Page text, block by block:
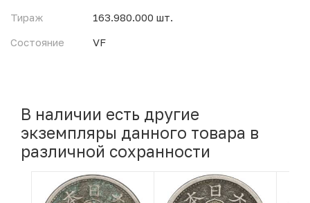
Тираж
163.980.000 шт.
Состояние
VF
В наличии есть другие
экземпляры данного товара в
различной сохранности